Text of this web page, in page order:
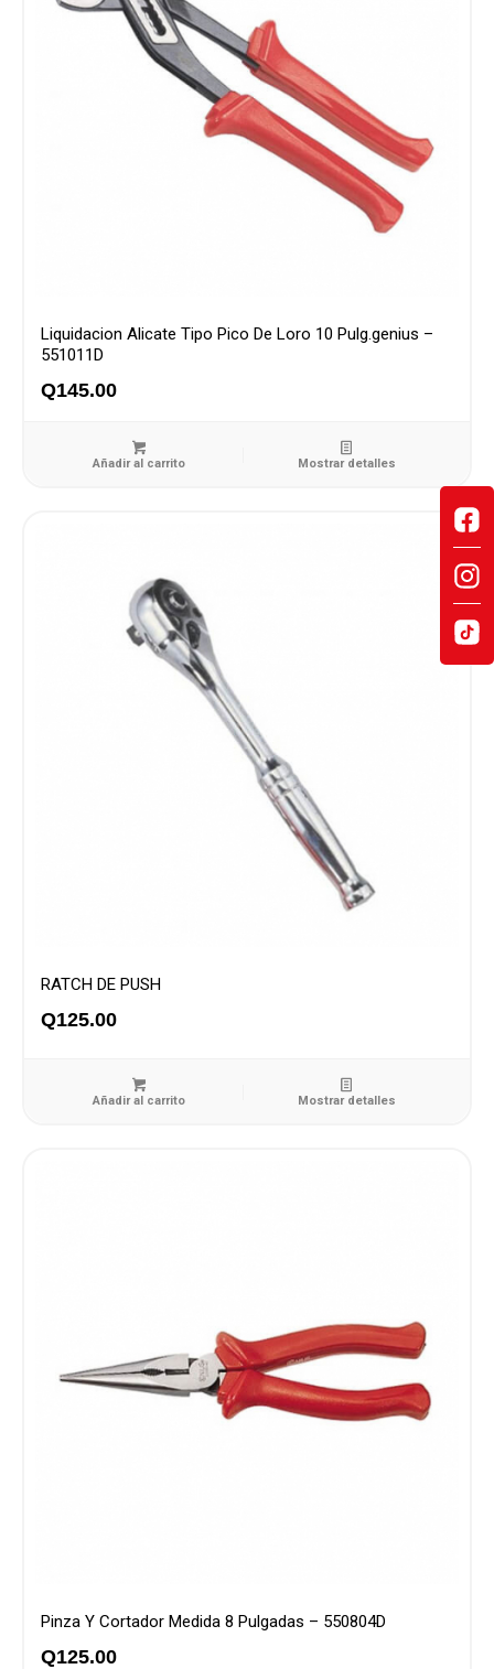
Liquidacion Alicate Tipo Pico De Loro 10 Pulg.genius –
551011D
Q145.00
Añadir al carrito Mostrar detalles
RATCH DE PUSH
Q125.00
Añadir al carrito Mostrar detalles
Pinza Y Cortador Medida 8 Pulgadas – 550804D
Q125.00